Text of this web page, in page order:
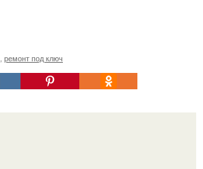
ремонт под ключ